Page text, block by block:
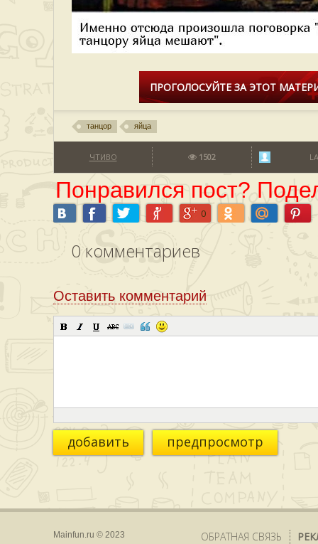
ПРОГОЛОСУЙТЕ ЗА ЭТОТ
танцор яйца
ЧТИВО 1502
Понравился пост?
0
0 комментариев
Оставить комментарий
добавить предпросмотр
Mainfun.ru © 2023 ОБРАТНАЯ СВЯЗЬ